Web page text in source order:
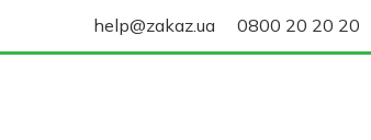
help@zakaz.ua 0800 20 20 20